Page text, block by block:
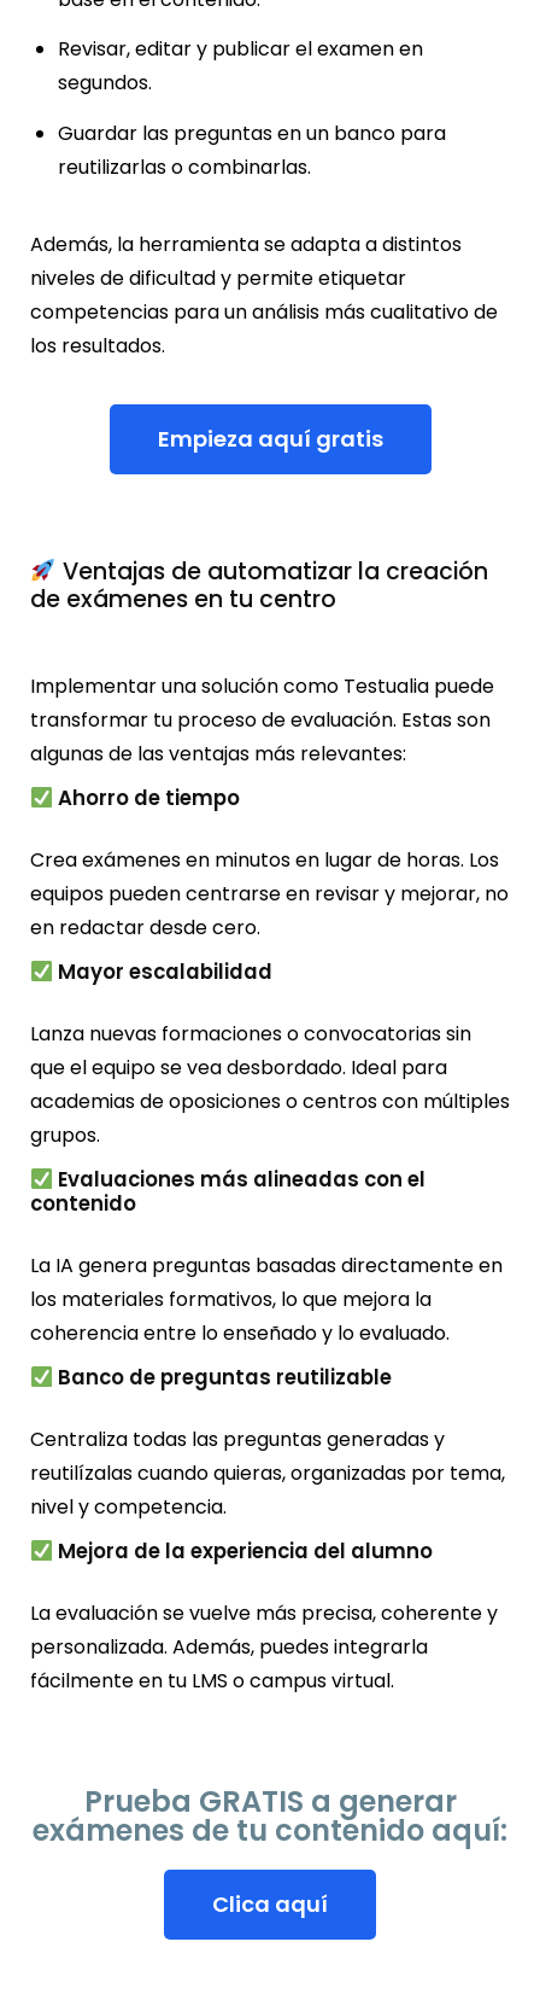
Revisar, editar y publicar el examen en
segundos.
Guardar las preguntas en un banco para
reutilizarlas o combinarlas.
Además, la herramienta se adapta a distintos
niveles de dificultad y permite etiquetar
competencias para un análisis más cualitativo de
los resultados.
Empieza aquí gratis
Ventajas de automatizar la creación
de exámenes en tu centro
Implementar una solución como Testualia puede
transformar tu proceso de evaluación. Estas son
algunas de las ventajas más relevantes:
Ahorro de tiempo
Crea exámenes en minutos en lugar de horas. Los
equipos pueden centrarse en revisar y mejorar, no
en redactar desde cero.
Mayor escalabilidad
Lanza nuevas formaciones o convocatorias sin
que el equipo se vea desbordado. Ideal para
academias de oposiciones o centros con múltiples
grupos.
Evaluaciones más alineadas con el
contenido
La IA genera preguntas basadas directamente en
los materiales formativos, lo que mejora la
coherencia entre lo enseñado y lo evaluado.
Banco de preguntas reutilizable
Centraliza todas las preguntas generadas y
reutilízalas cuando quieras, organizadas por tema,
nivel y competencia.
Mejora de la experiencia del alumno
La evaluación se vuelve más precisa, coherente y
personalizada. Además, puedes integrarla
fácilmente en tu LMS o campus virtual.
Prueba GRATIS a generar
exámenes de tu contenido aquí:
Clica aquí